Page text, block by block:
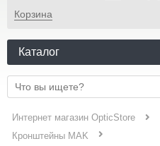
Корзина
Каталог
Интернет магазин OpticStore
Кронштейны MAK